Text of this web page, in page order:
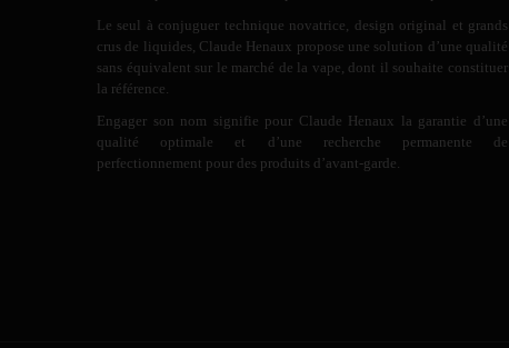
Le seul à conjuguer technique novatrice, design original et grands
crus de liquides, Claude Henaux propose une solution d’une qualité
sans équivalent sur le marché de la vape, dont il souhaite constituer
la référence.
Engager son nom signifie pour Claude Henaux la garantie d’une
qualité optimale et d’une recherche permanente de
perfectionnement pour des produits d’avant-garde.